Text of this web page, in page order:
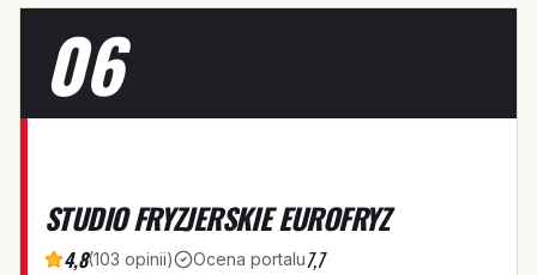
06
S
STUDIO FRYZJERSKIE EUROFRYZ
4,8(103 opinii) Ocena portalu7,7